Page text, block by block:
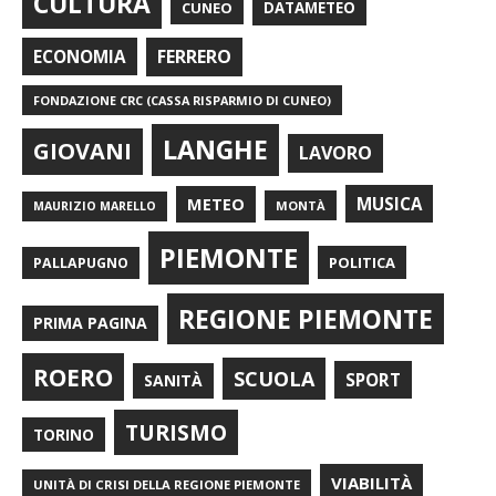
CUNEO DATAMETEO
ECONOMIA FERRERO
FONDAZIONE CRC (CASSA RISPARMIO DI CUNEO)
GIOVANI LANGHE LAVORO
MAURIZIO MARELLO METEO MONTÀ MUSICA
PALLAPUGNO PIEMONTE POLITICA
PRIMA PAGINA REGIONE PIEMONTE
ROERO SANITÀ SCUOLA SPORT
TORINO TURISMO
UNITÀ DI CRISI DELLA REGIONE PIEMONTE VIABILITÀ